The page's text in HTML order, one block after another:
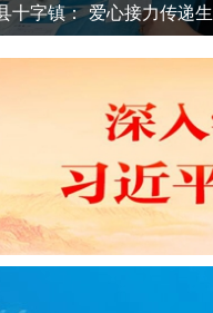
传进社区 惠民服务暖人心